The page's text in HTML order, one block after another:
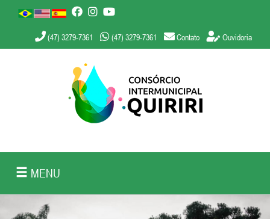
(47) 3279-7361 (47) 3279-7361 Contato Ouvidoria
MENU